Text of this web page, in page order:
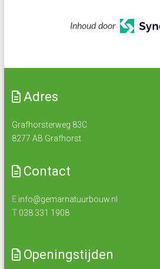
Inhoud door
Adres
Grafhorsterweg 83C
8277 AB Grafhorst
Contact
E info@gemarnatuurbouw.nl
T 038 331 1908
Openingstijden